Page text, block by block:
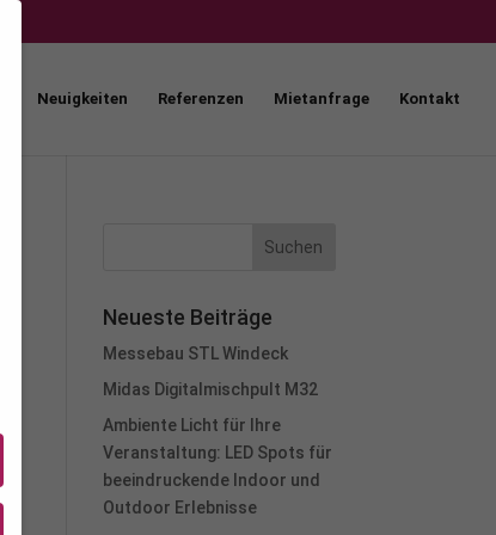
Neuigkeiten Referenzen Mietanfrage Kontakt
Neueste Beiträge
Messebau STL Windeck
Midas Digitalmischpult M32
Ambiente Licht für Ihre
Veranstaltung: LED Spots für
beeindruckende Indoor und
Outdoor Erlebnisse